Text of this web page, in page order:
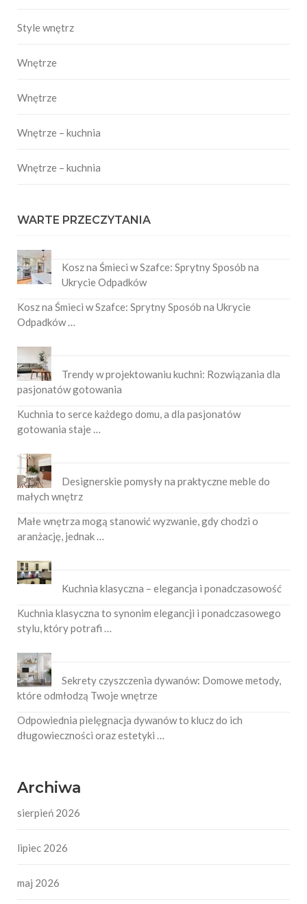
Style wnętrz
Wnętrze
Wnętrze
Wnętrze – kuchnia
Wnętrze – kuchnia
WARTE PRZECZYTANIA
Kosz na Śmieci w Szafce: Sprytny Sposób na
Ukrycie Odpadków
Kosz na Śmieci w Szafce: Sprytny Sposób na Ukrycie
Odpadków …
Trendy w projektowaniu kuchni: Rozwiązania dla
pasjonatów gotowania
Kuchnia to serce każdego domu, a dla pasjonatów
gotowania staje …
Designerskie pomysły na praktyczne meble do
małych wnętrz
Małe wnętrza mogą stanowić wyzwanie, gdy chodzi o
aranżację, jednak …
Kuchnia klasyczna – elegancja i ponadczasowość
Kuchnia klasyczna to synonim elegancji i ponadczasowego
stylu, który potrafi …
Sekrety czyszczenia dywanów: Domowe metody,
które odmłodzą Twoje wnętrze
Odpowiednia pielęgnacja dywanów to klucz do ich
długowieczności oraz estetyki …
Archiwa
sierpień 2026
lipiec 2026
maj 2026